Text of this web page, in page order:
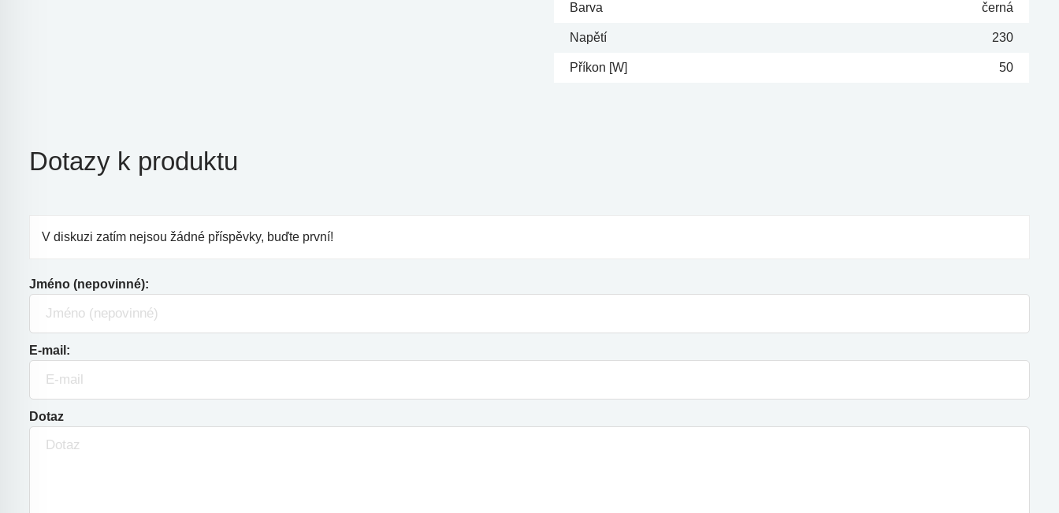
Barva černá
Napětí 230
Příkon [W] 50
Dotazy k produktu
V diskuzi zatím nejsou žádné příspěvky, buďte první!
Jméno (nepovinné):
E-mail:
Dotaz